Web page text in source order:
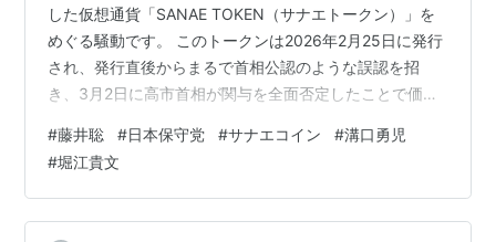
した仮想通貨「SANAE TOKEN（サナエトークン）」を
めぐる騒動です。 このトークンは2026年2月25日に発行
され、発行直後からまるで首相公認のような誤認を招
き、3月2日に高市首相が関与を全面否定したことで価格
#藤井聡 #日本保守党 #サナエコイン #溝口勇児
#堀江貴文